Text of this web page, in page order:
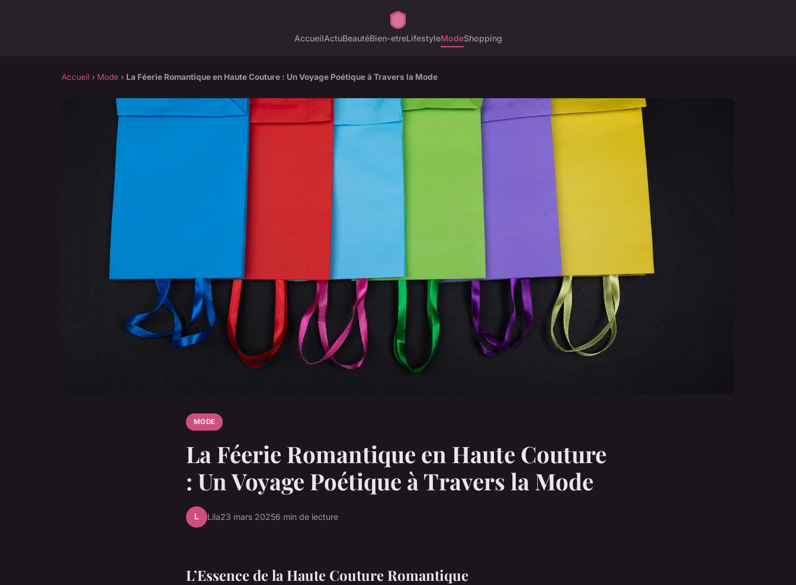
AccueilActuBeautéBien-etreLifestyleModeShopping
Accueil › Mode › La Féerie Romantique en Haute Couture : Un Voyage Poétique à Travers la Mode
MODE
La Féerie Romantique en Haute Couture
: Un Voyage Poétique à Travers la Mode
L Lila23 mars 20256 min de lecture
L’Essence de la Haute Couture Romantique